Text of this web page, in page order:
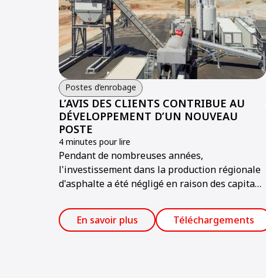
Postes d’enrobage
L’AVIS DES CLIENTS CONTRIBUE AU
DÉVELOPPEMENT D’UN NOUVEAU
POSTE
4 minutes pour lire
Pendant de nombreuses années,
l'investissement dans la production régionale
d'asphalte a été négligé en raison des capitaux
rapport au retour sur investissement de la
quantité limitée produite dans le secteur.
En savoir plus Téléchargements